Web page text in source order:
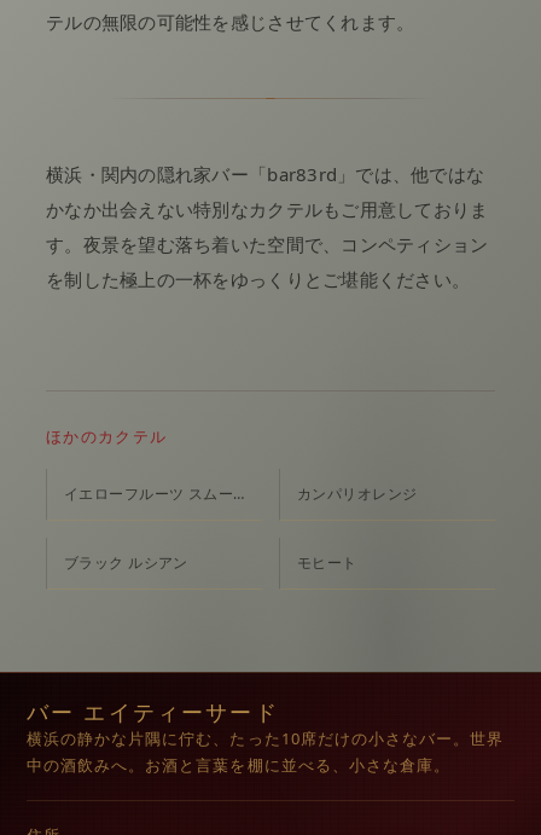
テルの無限の可能性を感じさせてくれます。
横浜・関内の隠れ家バー「bar83rd」では、他ではな
かなか出会えない特別なカクテルもご用意しておりま
す。夜景を望む落ち着いた空間で、コンペティション
を制した極上の一杯をゆっくりとご堪能ください。
ほかのカクテル
イエローフルーツ スムージー カンパリオレンジ
ブラック ルシアン モヒート
バー エイティーサード
横浜の静かな片隅に佇む、たった10席だけの小さなバー。世界
中の酒飲みへ。お酒と言葉を棚に並べる、小さな倉庫。